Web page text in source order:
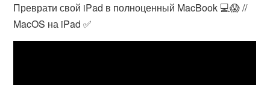
Преврати свой iPad в полноценный MacBook 💻😱 //
MacOS на iPad ✅